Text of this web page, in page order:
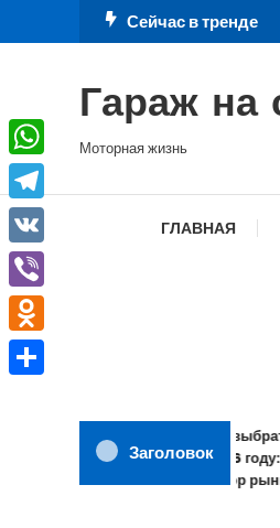
к
Сейчас в тренде
Гараж на
Моторная жизнь
ГЛАВНАЯ
Заголовок
Как выбрать
2026 году:
обзор рынка
WhatsApp
Telegram
VK
Viber
Odnoklassniki